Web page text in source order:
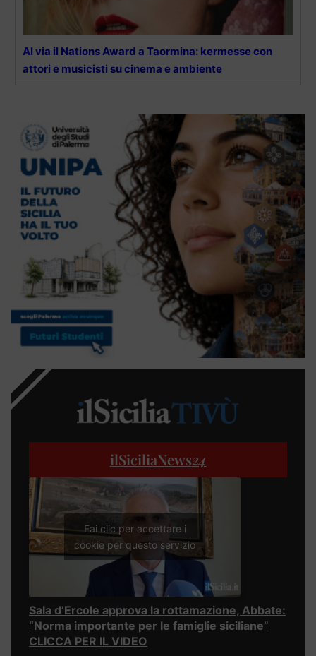
Al via il Nations Award a Taormina: kermesse con
attori e musicisti su cinema e ambiente
ilSiciliaNews24
Fai clic per accettare i
cookie per questo servizio
Sala d’Ercole approva la rottamazione, Abbate:
“Norma importante per le famiglie siciliane”
CLICCA PER IL VIDEO